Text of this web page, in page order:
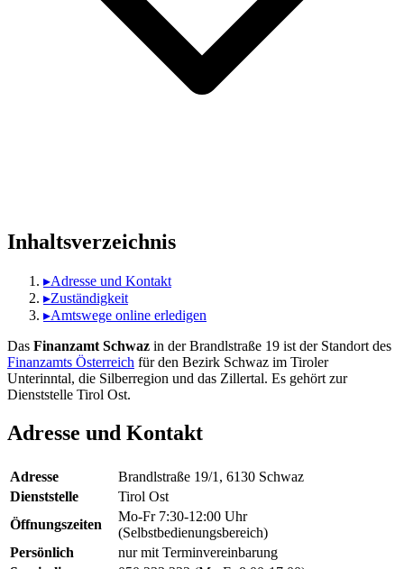
Inhaltsverzeichnis
▸Adresse und Kontakt
▸Zuständigkeit
▸Amtswege online erledigen
Das Finanzamt Schwaz in der Brandlstraße 19 ist der Standort des
Finanzamts Österreich für den Bezirk Schwaz im Tiroler
Unterinntal, die Silberregion und das Zillertal. Es gehört zur
Dienststelle Tirol Ost.
Adresse und Kontakt
Adresse
Brandlstraße 19/1, 6130 Schwaz
Dienststelle
Tirol Ost
Öffnungszeiten
Mo-Fr 7:30-12:00 Uhr
(Selbstbedienungsbereich)
Persönlich
nur mit Terminvereinbarung